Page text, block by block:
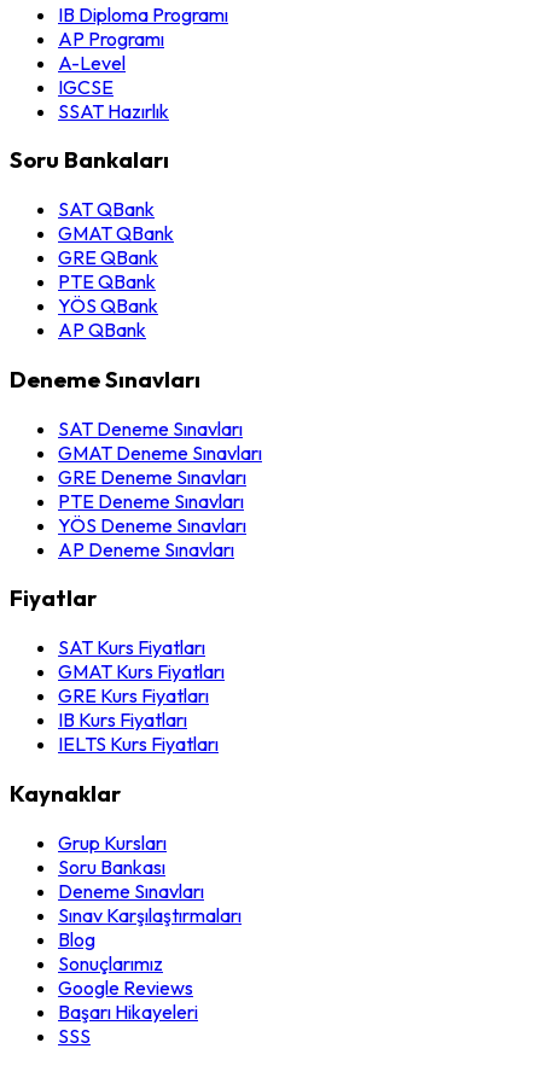
IB Diploma Programı
AP Programı
A-Level
IGCSE
SSAT Hazırlık
Soru Bankaları
SAT QBank
GMAT QBank
GRE QBank
PTE QBank
YÖS QBank
AP QBank
Deneme Sınavları
SAT Deneme Sınavları
GMAT Deneme Sınavları
GRE Deneme Sınavları
PTE Deneme Sınavları
YÖS Deneme Sınavları
AP Deneme Sınavları
Fiyatlar
SAT Kurs Fiyatları
GMAT Kurs Fiyatları
GRE Kurs Fiyatları
IB Kurs Fiyatları
IELTS Kurs Fiyatları
Kaynaklar
Grup Kursları
Soru Bankası
Deneme Sınavları
Sınav Karşılaştırmaları
Blog
Sonuçlarımız
Google Reviews
Başarı Hikayeleri
SSS